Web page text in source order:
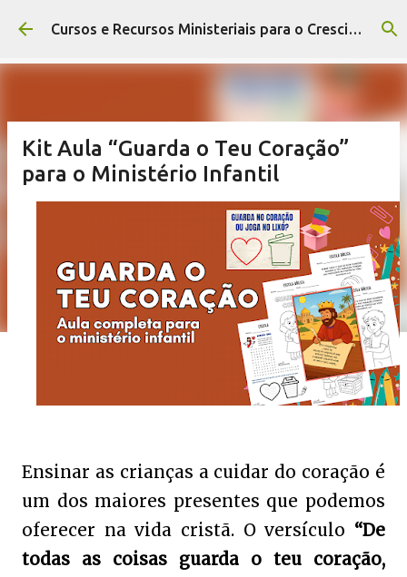
Pular para o conteúdo principal Cursos e Recursos Ministeriais para o Crescimento da Igreja
Kit Aula “Guarda o Teu Coração”
para o Ministério Infantil
Ensinar as crianças a cuidar do coração é
um dos maiores presentes que podemos
oferecer na vida cristã. O versículo “De
todas as coisas guarda o teu coração,